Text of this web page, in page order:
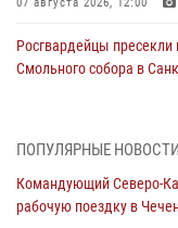
Росгвардейцы
Смольного собора в
В Курске росгвардейцы
07 августа 2026, 11:33
ПОПУЛЯРНЫЕ НОВОСТИ
Командующий Северо-
рабочую поездку в